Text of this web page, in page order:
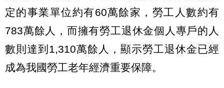
定的事業單位約有60萬餘家，勞工人數約有
783萬餘人，而擁有勞工退休金個人專戶的人
數則達到1,310萬餘人，顯示勞工退休金已經
成為我國勞工老年經濟重要保障。